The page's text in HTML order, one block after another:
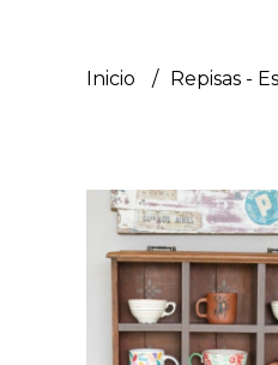
Inicio Repisas -